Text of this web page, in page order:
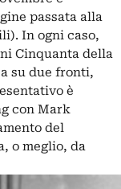
passata alla
In ogni caso,
Cinquanta della
su due fronti,
è
con Mark
del
o meglio, da